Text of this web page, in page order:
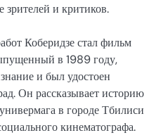
зрителей и критиков.
Коберидзе стал фильм
в 1989 году,
и был удостоен
Он рассказывает историю
в городе Тбилиси
кинематографа.